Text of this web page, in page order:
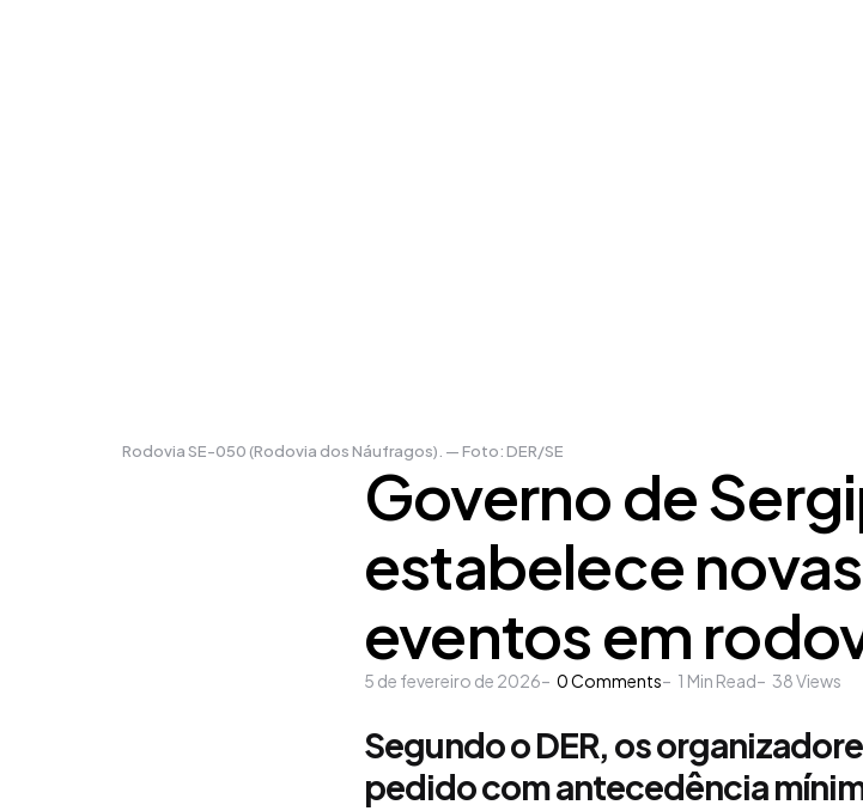
Rodovia SE-050 (Rodovia dos Náufragos). — Foto: DER/SE
Governo de
estabelece
eventos em
5 de fevereiro de 2026 0Comments 1 Min Read 38Views
Segundo o DER, os
pedido com antecedência